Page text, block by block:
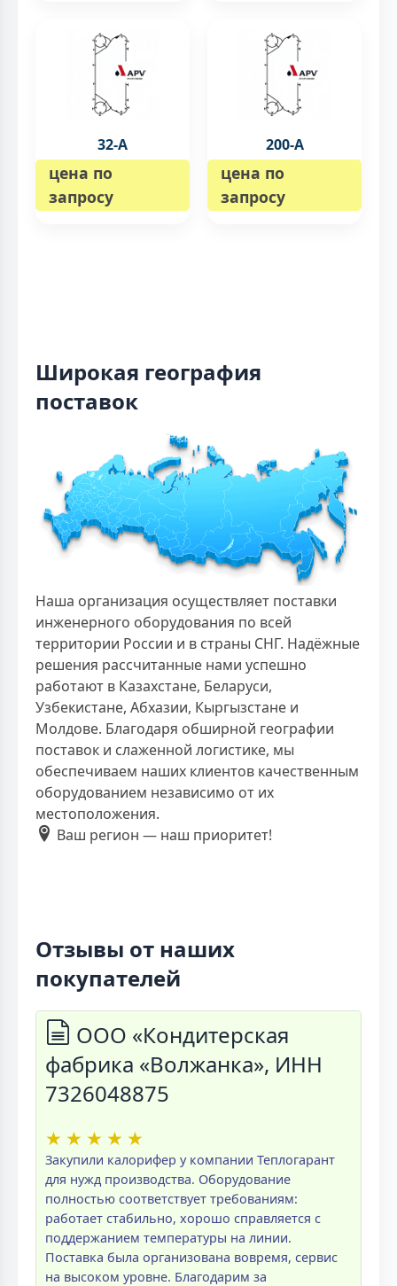
32-А
цена по
запросу
200-А
цена по
запросу
Широкая география
поставок
Наша организация осуществляет поставки
инженерного оборудования по всей
территории России и в страны СНГ. Надёжные
решения рассчитанные нами успешно
работают в Казахстане, Беларуси,
Узбекистане, Абхазии, Кыргызстане и
Молдове. Благодаря обширной географии
поставок и слаженной логистике, мы
обеспечиваем наших клиентов качественным
оборудованием независимо от их
местоположения.
Ваш регион — наш приоритет!
Отзывы от наших
покупателей
ООО «Кондитерская
фабрика «Волжанка», ИНН
7326048875
★ ★ ★ ★ ★
Закупили калорифер у компании Теплогарант
для нужд производства. Оборудование
полностью соответствует требованиям:
работает стабильно, хорошо справляется с
поддержанием температуры на линии.
Поставка была организована вовремя, сервис
на высоком уровне. Благодарим за